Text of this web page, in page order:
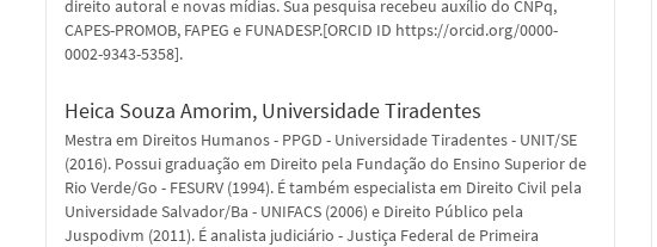
direito autoral e novas mídias. Sua pesquisa recebeu auxílio do CNPq,
CAPES-PROMOB, FAPEG e FUNADESP.[ORCID ID https://orcid.org/0000-
0002-9343-5358].
Heica Souza Amorim, Universidade Tiradentes
Mestra em Direitos Humanos - PPGD - Universidade Tiradentes - UNIT/SE
(2016). Possui graduação em Direito pela Fundação do Ensino Superior de
Rio Verde/Go - FESURV (1994). É também especialista em Direito Civil pela
Universidade Salvador/Ba - UNIFACS (2006) e Direito Público pela
Juspodivm (2011). É analista judiciário - Justiça Federal de Primeira